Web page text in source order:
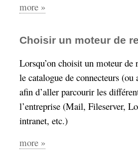
more »
Choisir un moteur de
Lorsqu’on choisit un moteur de
le catalogue de connecteurs (ou
afin d’aller parcourir les
l’entreprise (Mail, Fileserver,
intranet, etc.)
more »